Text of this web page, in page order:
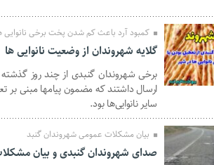
کمبود آرد باعث کم شدن پخت برخی نانوایی
گلایه شهروندان از وضعیت نانوایی ها
برخی شهروندان گنبدی از چند روز گذشته
ارسال داشتند که مضمون پیامها مبنی بر
سایر نانوایی‌ها بود.
بیان مشکلات عمومی شهروندان گنبد
صدای شهروندان گنبدی و بیان